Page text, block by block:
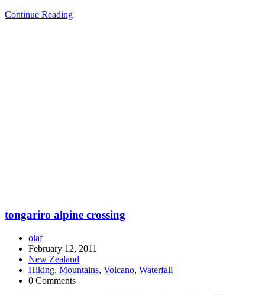
Continue Reading
tongariro alpine crossing
olaf
February 12, 2011
New Zealand
Hiking, Mountains, Volcano, Waterfall
0 Comments